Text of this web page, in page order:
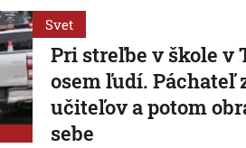
Svet
Pri streľbe v škole v
osem ľudí. Páchateľ
učiteľov a potom
sebe